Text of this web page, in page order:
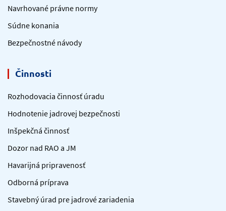
Navrhované právne normy
Súdne konania
Bezpečnostné návody
Činnosti
Rozhodovacia činnosť úradu
Hodnotenie jadrovej bezpečnosti
Inšpekčná činnosť
Dozor nad RAO a JM
Havarijná pripravenosť
Odborná príprava
Stavebný úrad pre jadrové zariadenia